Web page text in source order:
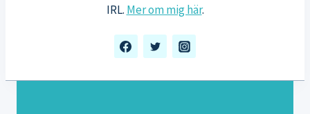
IRL. Mer om mig här.